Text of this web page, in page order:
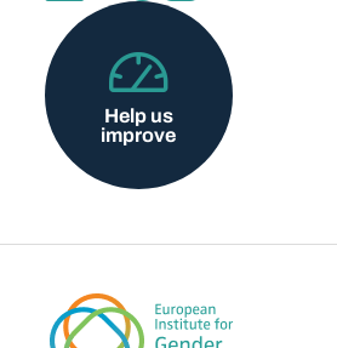
Help us
improve